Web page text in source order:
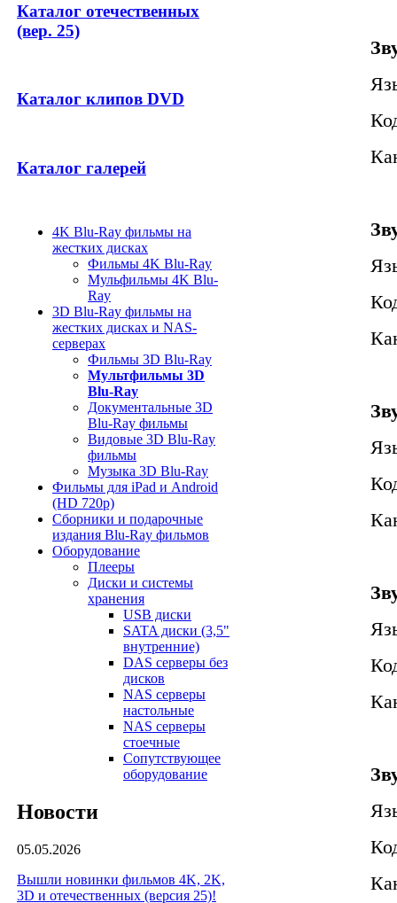
Каталог отечественных
(вер. 25)
Каталог клипов DVD
Каталог галерей
4K Blu-Ray фильмы на
жестких дисках
Фильмы 4K Blu-Ray
Мульфильмы 4K Blu-
Ray
3D Blu-Ray фильмы на
жестких дисках и NAS-
серверах
Фильмы 3D Blu-Ray
Мультфильмы 3D
Blu-Ray
Документальные 3D
Blu-Ray фильмы
Видовые 3D Blu-Ray
фильмы
Музыка 3D Blu-Ray
Фильмы для iPad и Android
(HD 720p)
Сборники и подарочные
издания Blu-Ray фильмов
Оборудование
Плееры
Диски и системы
хранения
USB диски
SATA диски (3,5"
внутренние)
DAS серверы без
дисков
NAS серверы
настольные
NAS серверы
стоечные
Сопутствующее
оборудование
Новости
05.05.2026
Вышли новинки фильмов 4K, 2K,
3D и отечественных (версия 25)!